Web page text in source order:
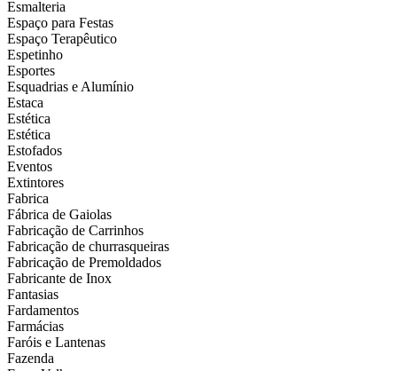
Esmalteria
Espaço para Festas
Espaço Terapêutico
Espetinho
Esportes
Esquadrias e Alumínio
Estaca
Estética
Estética
Estofados
Eventos
Extintores
Fabrica
Fábrica de Gaiolas
Fabricação de Carrinhos
Fabricação de churrasqueiras
Fabricação de Premoldados
Fabricante de Inox
Fantasias
Fardamentos
Farmácias
Faróis e Lantenas
Fazenda